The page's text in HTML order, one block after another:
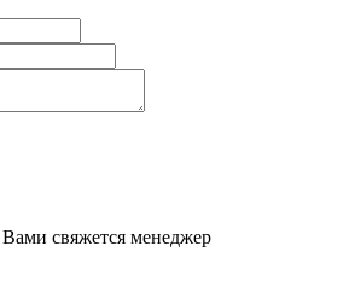
свяжется менеджер